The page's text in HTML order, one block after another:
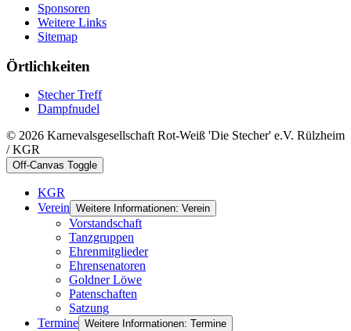
Sponsoren
Weitere Links
Sitemap
Örtlichkeiten
Stecher Treff
Dampfnudel
© 2026 Karnevalsgesellschaft Rot-Weiß 'Die Stecher' e.V. Rülzheim
/ KGR
Off-Canvas Toggle
KGR
Verein Weitere Informationen: Verein
Vorstandschaft
Tanzgruppen
Ehrenmitglieder
Ehrensenatoren
Goldner Löwe
Patenschaften
Satzung
Termine Weitere Informationen: Termine